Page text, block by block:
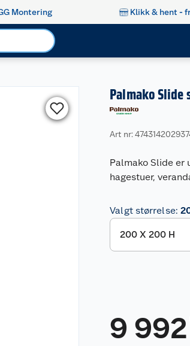
Montering Klikk & hent -
Palmako
Art nr:
Palmako Slide er
hagestuer,
Valgt størrelse:
9 992